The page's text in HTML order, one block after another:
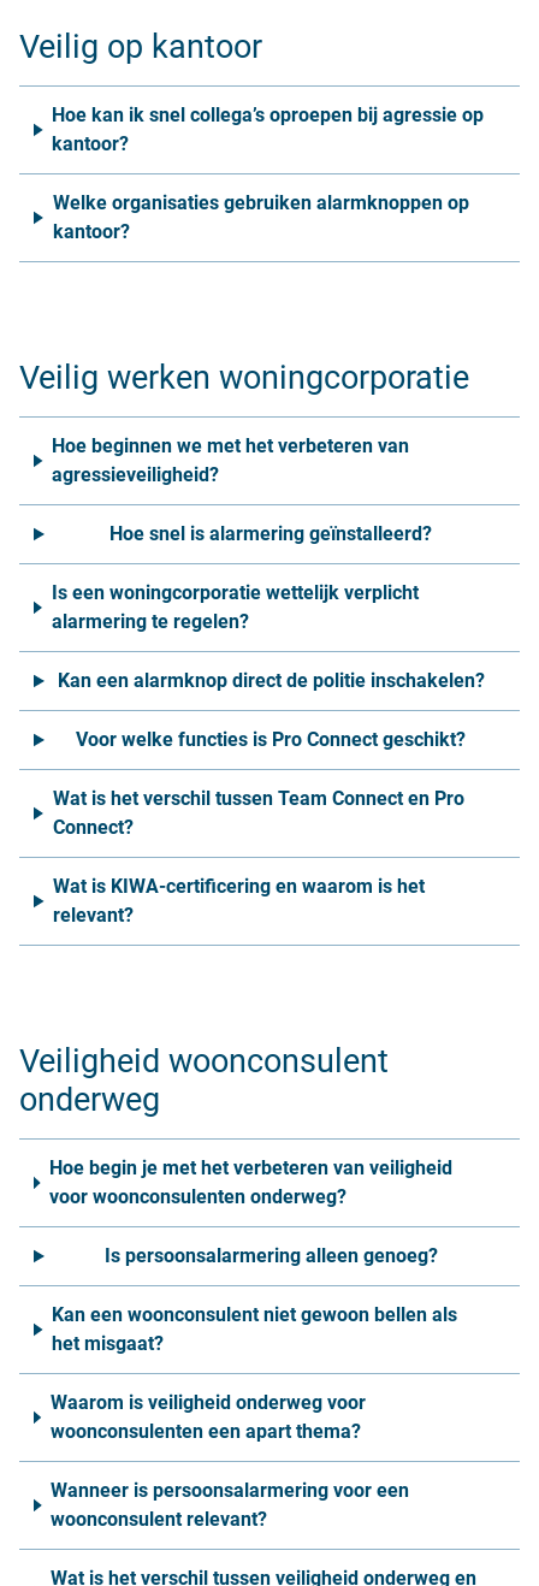
Veilig op kantoor
Hoe kan ik snel collega’s oproepen bij agressie op
kantoor?
Welke organisaties gebruiken alarmknoppen op
kantoor?
Veilig werken woningcorporatie
Hoe beginnen we met het verbeteren van
agressieveiligheid?
Hoe snel is alarmering geïnstalleerd?
Is een woningcorporatie wettelijk verplicht
alarmering te regelen?
Kan een alarmknop direct de politie inschakelen?
Voor welke functies is Pro Connect geschikt?
Wat is het verschil tussen Team Connect en Pro
Connect?
Wat is KIWA-certificering en waarom is het
relevant?
Veiligheid woonconsulent
onderweg
Hoe begin je met het verbeteren van veiligheid
voor woonconsulenten onderweg?
Is persoonsalarmering alleen genoeg?
Kan een woonconsulent niet gewoon bellen als
het misgaat?
Waarom is veiligheid onderweg voor
woonconsulenten een apart thema?
Wanneer is persoonsalarmering voor een
woonconsulent relevant?
Wat is het verschil tussen veiligheid onderweg en